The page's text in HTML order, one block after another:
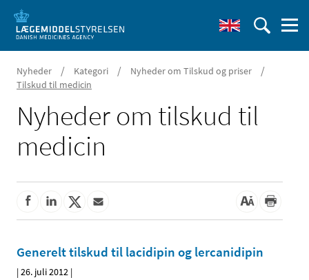
Nyheder / Kategori / Nyheder om Tilskud og priser /
Tilskud til medicin
Nyheder om tilskud til
medicin
Generelt tilskud til lacidipin og lercanidipin
|26. juli 2012 |